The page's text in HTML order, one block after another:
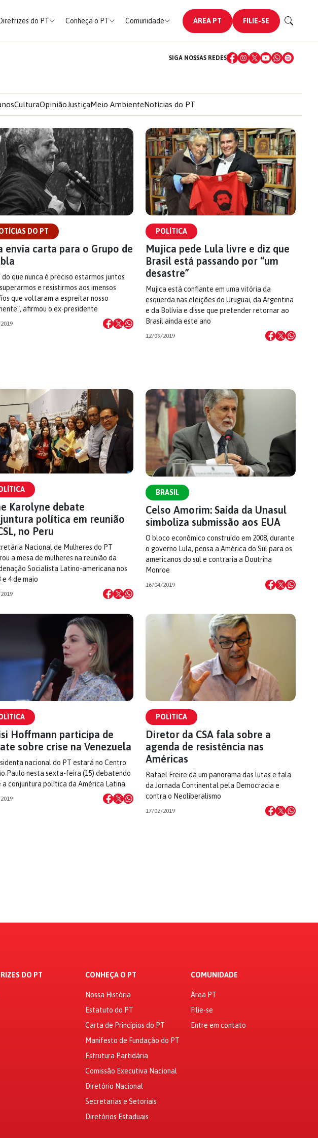
do PT Conheça o PT Comunidade ÁREA PT FILIE-SE
SIGA NOSSAS REDES
CulturaOpiniãoJustiçaMeio AmbienteNotícias do PT
DO PT
envia carta para o Grupo de
do que nunca é preciso estarmos juntos
e resistirmos aos imensos
que voltaram a espreitar nosso
afirmou o ex-presidente
POLÍTICA
Mujica pede Lula livre e diz que
Brasil está passando por “um
desastre”
Mujica está confiante em uma vitória da
esquerda nas eleições do Uruguai, da Argentina
e da Bolívia e disse que pretender retornar ao
Brasil ainda este ano
12/09/2019
Karolyne debate
política em reunião
no Peru
Nacional de Mulheres do PT
a mesa de mulheres na reunião da
Socialista Latino-americana nos
e 4 de maio
BRASIL
Celso Amorim: Saída da Unasul
simboliza submissão aos EUA
O bloco econômico construído em 2008, durante
o governo Lula, pensa a América do Sul para os
americanos do sul e contraria a Doutrina
Monroe
16/04/2019
Hoffmann participa de
sobre crise na Venezuela
nacional do PT estará no Centro
Paulo nesta sexta-feira (15) debatendo
a conjuntura política da América Latina
POLÍTICA
Diretor da CSA fala sobre a
agenda de resistência nas
Américas
Rafael Freire dá um panorama das lutas e fala
da Jornada Continental pela Democracia e
contra o Neoliberalismo
17/02/2019
DO PT CONHEÇA O PT
Nossa História
Estatuto do PT
Carta de Princípios do PT
Manifesto de Fundação do PT
Estrutura Partidária
Comissão Executiva Nacional
Diretório Nacional
Secretarias e Setoriais
Diretórios Estaduais
COMUNIDADE
Área PT
Filie-se
Entre em contato